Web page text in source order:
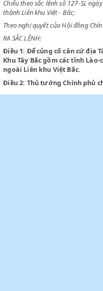
Chiểu sắc lệnh số 254-SL
nhân dân địa phương trong
Chiểu theo sắc lệnh số 127-
thành Liên khu Việt - Bắc;
Theo nghị quyết của Hội đồng
RA SẮC LỆNH:
Điều 1: Để củng cố căn cứ
Khu Tây Bắc gồm các tỉnh